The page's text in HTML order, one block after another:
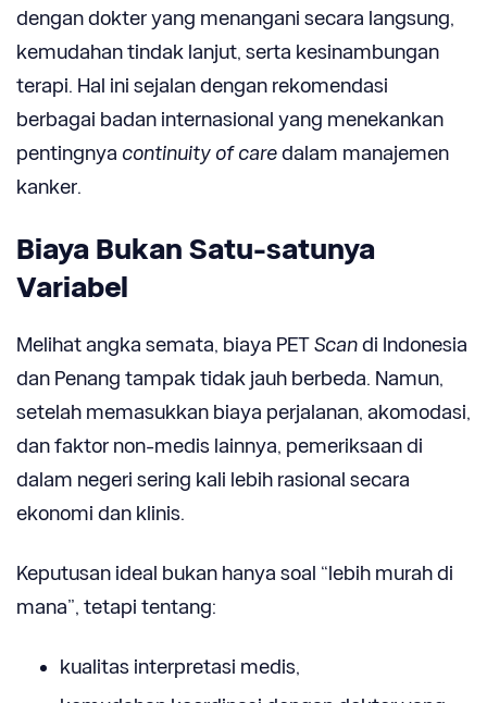
dengan dokter yang menangani secara langsung,
kemudahan tindak lanjut, serta kesinambungan
terapi. Hal ini sejalan dengan rekomendasi
berbagai badan internasional yang menekankan
pentingnya continuity of caredalam manajemen
kanker.
Biaya Bukan Satu-satunya
Variabel
Melihat angka semata, biaya PETScandi Indonesia
dan Penang tampak tidak jauh berbeda. Namun,
setelah memasukkan biaya perjalanan, akomodasi,
dan faktor non-medis lainnya, pemeriksaan di
dalam negeri sering kali lebih rasional secara
ekonomi dan klinis.
Keputusan ideal bukan hanya soal “lebih murah di
mana”, tetapi tentang:
kualitas interpretasi medis,